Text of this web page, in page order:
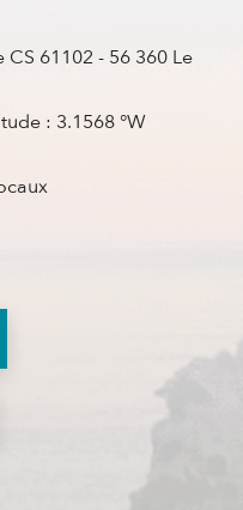
61102 - 56 360 Le
: 3.1568 °W